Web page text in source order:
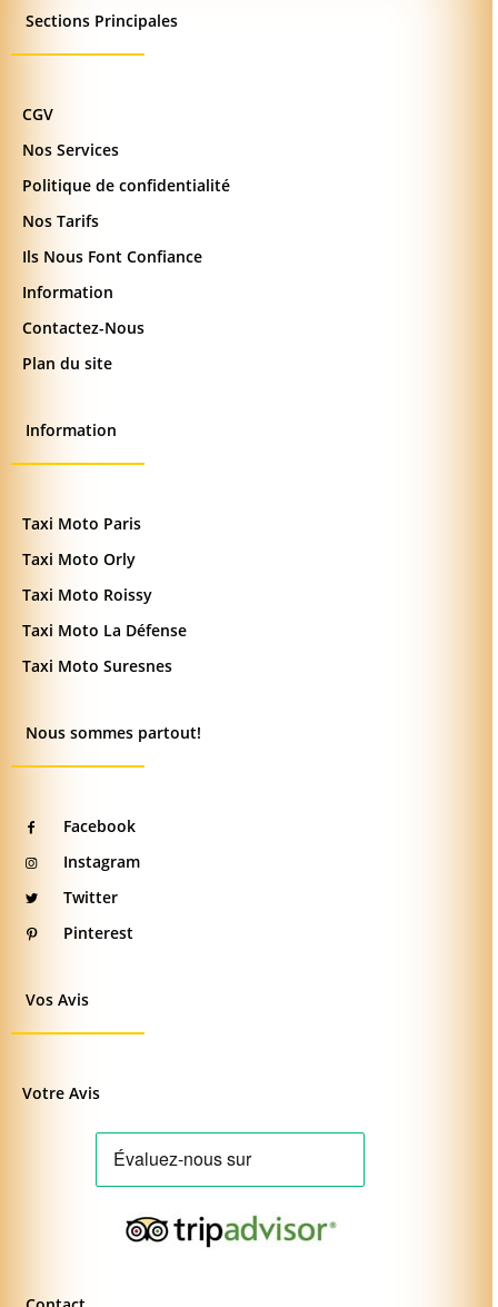
Sections Principales
CGV
Nos Services
Politique de confidentialité
Nos Tarifs
Ils Nous Font Confiance
Information
Contactez-Nous
Plan du site
Information
Taxi Moto Paris
Taxi Moto Orly
Taxi Moto Roissy
Taxi Moto La Défense
Taxi Moto Suresnes
Nous sommes partout!
Facebook
Instagram
Twitter
Pinterest
Vos Avis
Votre Avis